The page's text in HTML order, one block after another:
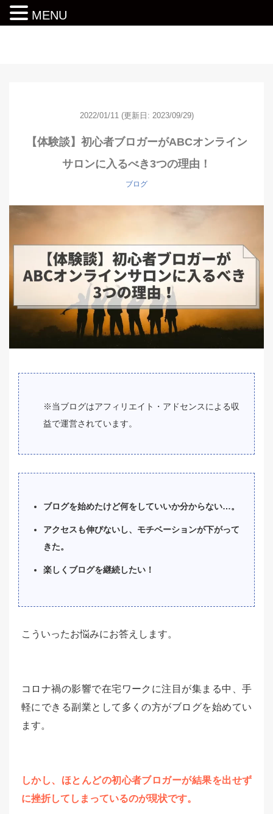
2022/01/11 (更新日: 2023/09/29)
【体験談】初心者ブロガーがABCオンライン
サロンに入るべき3つの理由！
ブログ
※当ブログはアフィリエイト・アドセンスによる収
益で運営されています。
ブログを始めたけど何をしていいか分からない…。
アクセスも伸びないし、モチベーションが下がって
きた。
楽しくブログを継続したい！
こういったお悩みにお答えします。
コロナ禍の影響で在宅ワークに注目が集まる中、手
軽にできる副業として多くの方がブログを始めてい
ます。
しかし、ほとんどの初心者ブロガーが結果を出せず
に挫折してしまっているのが現状です。
MENU